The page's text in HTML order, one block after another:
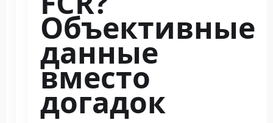
Объективные
данные
вместо
догадок